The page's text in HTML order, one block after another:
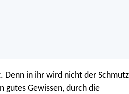
Denn in ihr wird nicht der Schmutz
gutes Gewissen, durch die